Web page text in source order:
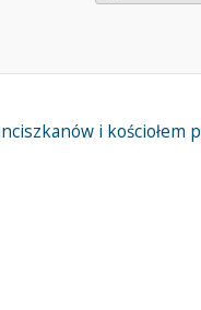
i kościołem